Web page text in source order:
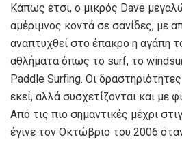
Κάπως έτσι, ο μικρός Dave
αμέριμνος κοντά σε σανίδες, με
αναπτυχθεί στο έπακρο η αγάπη
αθλήματα όπως το surf, το
Paddle Surfing. Οι
εκεί, αλλά συσχετίζονται και με
Από τις πιο σημαντικές μέχρι
έγινε τον Οκτώβριο του 2006